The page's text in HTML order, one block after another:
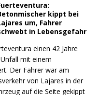
kippt bei
um, Fahrer
in Lebensgefahr
einen 42 Jahre
mit einem
Der Fahrer war am
von Lajares in der
auf die Seite gekippt